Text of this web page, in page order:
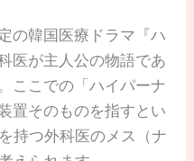
の韓国医療ドラマ『ハ
医が主人公の物語であ
ここでの「ハイパーナ
置そのものを指すとい
持つ外科医のメス（ナ